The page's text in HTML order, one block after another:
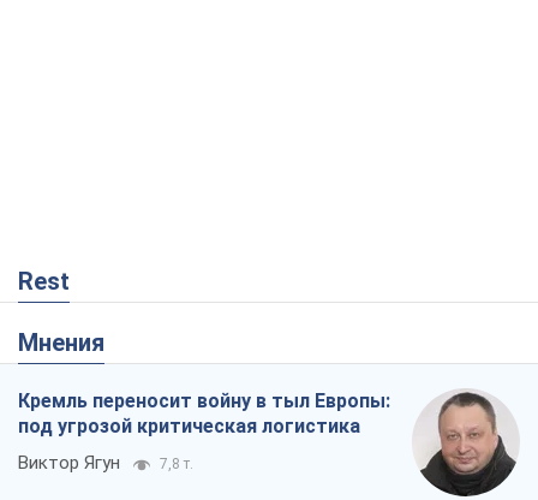
Rest
Мнения
Кремль переносит войну в тыл Европы:
под угрозой критическая логистика
Виктор Ягун 7,8 т.